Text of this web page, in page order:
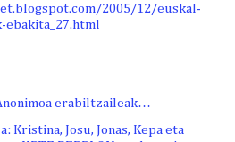
2005/12/euskal-
ebakita_27.html
erabiltzaileak…
Kristina, Josu, Jonas, Kepa eta